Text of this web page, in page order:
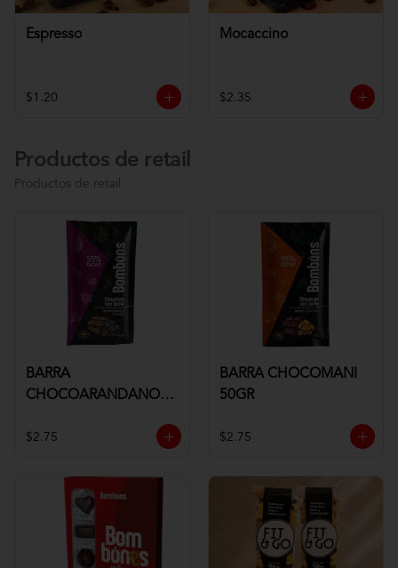
Espresso
$1.20
Mocaccino
$2.35
Productos de retail
Productos de retail
BARRA
CHOCOARANDANOS
$2.75
BARRA CHOCOMANI
50GR
$2.75